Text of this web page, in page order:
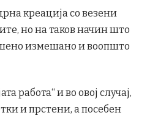
креација со везени
но на таков начин што
измешано и воопшто
работа“ и во овој случај,
и прстени, а посебен